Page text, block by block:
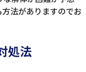
法がありますのでお
処法